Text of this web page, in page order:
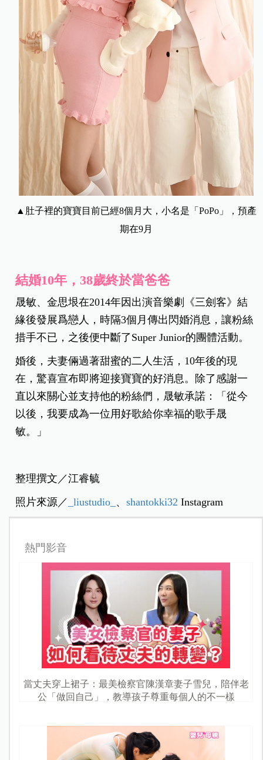
▲肚子裡的寶寶目前已經8個月大，小名是「PoPo」，預產
期在9月
結婚10年，38歲終於當爸爸
晟敏、金思垠在2014年因出演音樂劇《三劍客》結
緣後發展爲戀人，時隔3個月傳出閃婚消息，讓粉絲
措手不已，之後便中斷了Super Junior的團體活動。
婚後，夫妻倆過著甜蜜的二人生活，10年後的現
在，驚喜宣布即將迎接寶寶的好消息。除了感謝一
直以來關心並支持他的粉絲們，晟敏承諾：「從今
以後，我要成為一位用好歌給你幸福的歌手晟
敏。」
整理撰文／江睿毓
照片來源／ _liustudio_ 、shantokki32 Instagram
熱門影音
當丈夫穿上裙子：最美檢察官陳漢章妻子雪兒，陪伴老
公「做回自己」，教導孩子尊重每個人的不一樣